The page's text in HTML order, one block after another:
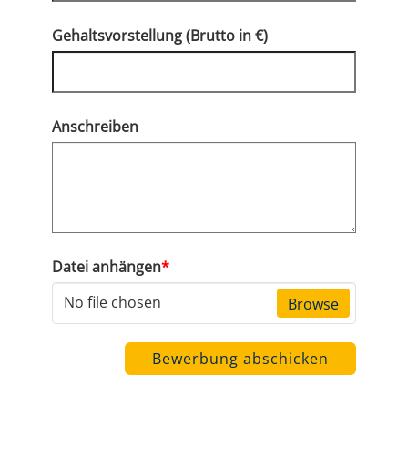
Gehaltsvorstellung (Brutto in €)
Anschreiben
Datei anhängen*
No file chosen
Browse
Bewerbung abschicken